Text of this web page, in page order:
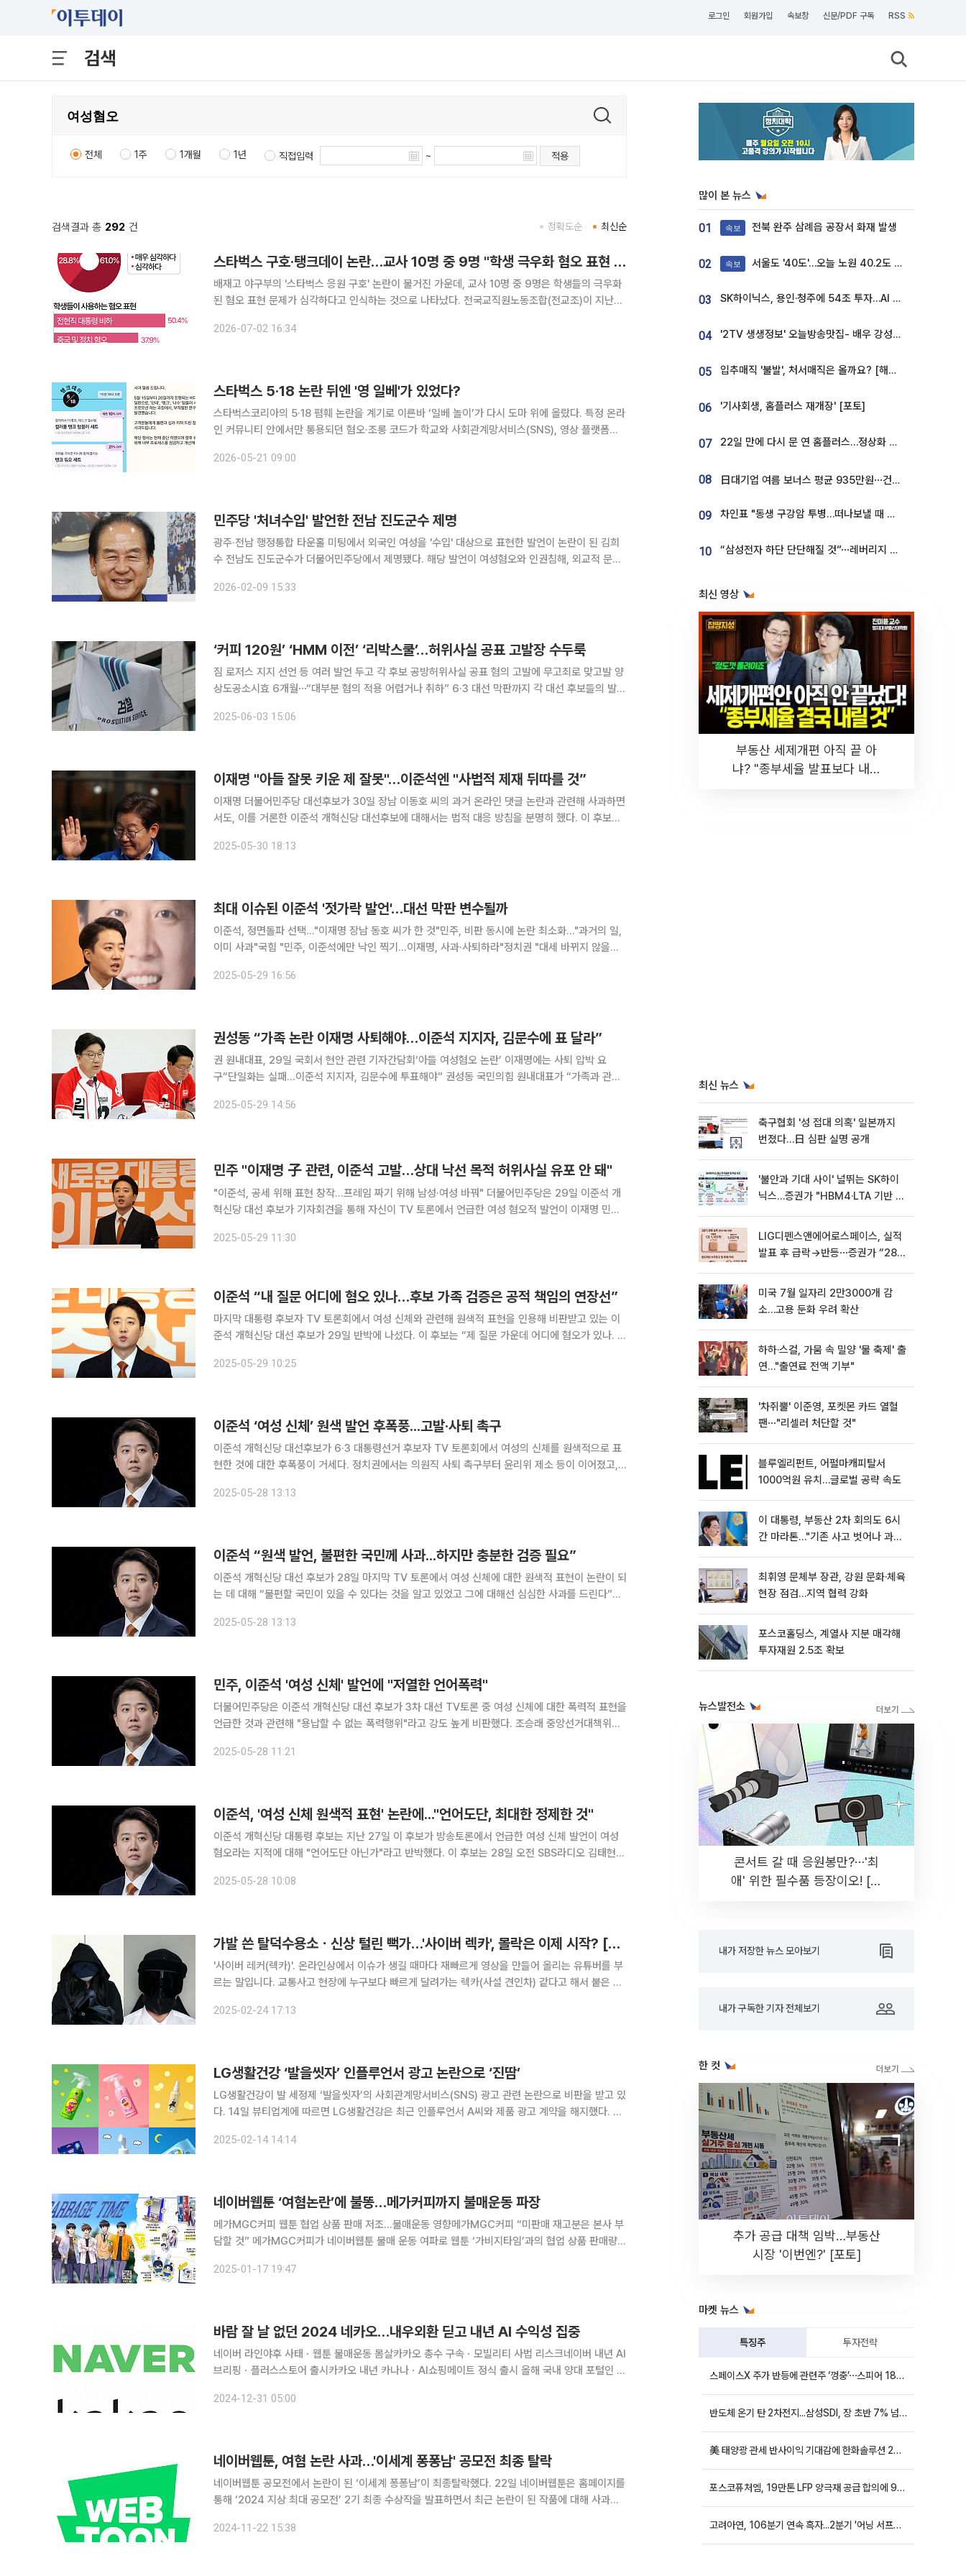
로그인 회원가입 속보창 신문/PDF 구독 RSS
검색
전체 1주 1개월 1년 직접입력 ~ 적용
검색결과 총 292 건 최신순
정확도순
스타벅스 구호·탱크데이 논란…교사 10명 중 9명 "학생 극우화 혐오 표현 심각" [데이터클립]
배재고 야구부의 '스타벅스 응원 구호' 논란이 불거진 가운데, 교사 10명 중 9명은 학생들의 극우화
된 혐오 표현 문제가 심각하다고 인식하는 것으로 나타났다. 전국교직원노동조합(전교조)이 지난해
교실 내 극우화된 혐오 표현 문제가 얼마나 심각하
2026-07-02 16:34
스타벅스 5·18 논란 뒤엔 '영 일베'가 있었다?
스타벅스코리아의 5·18 폄훼 논란을 계기로 이른바 ‘일베 놀이’가 다시 도마 위에 올랐다. 특정 온라
인 커뮤니티 안에서만 통용되던 혐오·조롱 코드가 학교와 사회관계망서비스(SNS), 영상 플랫폼으
회 준비위원장은 21일 MBC 라디오 표준FM ‘김종배의 시선집중
2026-05-21 09:00
민주당 '처녀수입' 발언한 전남 진도군수 제명
광주·전남 행정통합 타운홀 미팅에서 외국인 여성을 '수입' 대상으로 표현한 발언이 논란이 된 김희
수 전남도 진도군수가 더불어민주당에서 제명됐다. 해당 발언이 여성혐오와 인권침해, 외교적 문제
이후 시민사회와 당 안팎의 비판이 이어진 가운데 사안이 공식적인
2026-02-09 15:33
‘커피 120원’ ‘HMM 이전’ ‘리박스쿨’…허위사실 공표 고발장 수두룩
짐 로저스 지지 선언 등 여러 발언 두고 각 후보 공방허위사실 공표 혐의 고발에 무고죄로 맞고발 양
상도공소시효 6개월⋯“대부분 혐의 적용 어렵거나 취하” 6·3 대선 막판까지 각 대선 후보들의 발언
2025-06-03 15:06
이재명 "아들 잘못 키운 제 잘못"…이준석엔 "사법적 제재 뒤따를 것”
이재명 더불어민주당 대선후보가 30일 장남 이동호 씨의 과거 온라인 댓글 논란과 관련해 사과하면
서도, 이를 거론한 이준석 개혁신당 대선후보에 대해서는 법적 대응 방침을 분명히 했다. 이 후보는
입장을 묻는 질문에 "과한 표현에 대해서는 자식 이기는 부모 없
2025-05-30 18:13
최대 이슈된 이준석 '젓가락 발언'…대선 막판 변수될까
이준석, 정면돌파 선택…"이재명 장남 동호 씨가 한 것"민주, 비판 동시에 논란 최소화…"과거의 일,
이미 사과"국힘 "민주, 이준석에만 낙인 찍기…이재명, 사과·사퇴하라"정치권 "대세 바뀌지 않을
21대 대선의 최대 이슈로 떠올랐다. 이준석 후보는 '1
2025-05-29 16:56
권성동 “가족 논란 이재명 사퇴해야…이준석 지지자, 김문수에 표 달라”
권 원내대표, 29일 국회서 현안 관련 기자간담회‘아들 여성혐오 논란’ 이재명에는 사퇴 압박 요
구“단일화는 실패…이준석 지지자, 김문수에 투표해야” 권성동 국민의힘 원내대표가 “가족과 관련
내대표는 29일 오후 국회 원내대표실에서 기자간담회를 열고 “문제의
2025-05-29 14:56
민주 "이재명 子 관련, 이준석 고발…상대 낙선 목적 허위사실 유포 안 돼"
"이준석, 공세 위해 표현 창작…프레임 짜기 위해 남성·여성 바꿔" 더불어민주당은 29일 이준석 개
혁신당 대선 후보가 기자회견을 통해 자신이 TV 토론에서 언급한 여성 혐오적 발언이 이재명 민주
2025-05-29 11:30
이준석 “내 질문 어디에 혐오 있나…후보 가족 검증은 공적 책임의 연장선”
마지막 대통령 후보자 TV 토론회에서 여성 신체와 관련해 원색적 표현을 인용해 비판받고 있는 이
준석 개혁신당 대선 후보가 29일 반박에 나섰다. 이 후보는 “제 질문 가운데 어디에 혐오가 있나. 정
주장했다. 이 후보는 이날 오전 국회에서 긴급 기자회견을 열어
2025-05-29 10:25
이준석 ‘여성 신체’ 원색 발언 후폭풍...고발·사퇴 촉구
이준석 개혁신당 대선후보가 6·3 대통령선거 후보자 TV 토론회에서 여성의 신체를 원색적으로 표
현한 것에 대한 후폭풍이 거세다. 정치권에서는 의원직 사퇴 촉구부터 윤리위 제소 등이 이어졌고,
구했다. 조승래 중앙선거대책위원회 공보단장은 브리핑에서 “아이들까
2025-05-28 13:13
이준석 “원색 발언, 불편한 국민께 사과...하지만 충분한 검증 필요”
이준석 개혁신당 대선 후보가 28일 마지막 TV 토론에서 여성 신체에 대한 원색적 표현이 논란이 되
는 데 대해 “불편할 국민이 있을 수 있다는 것을 알고 있었고 그에 대해선 심심한 사과를 드린다”고
했다. 이 후보는 이날 서울 영등포구 여의도공원 산책 유세
2025-05-28 13:13
민주, 이준석 '여성 신체' 발언에 "저열한 언어폭력"
더불어민주당은 이준석 개혁신당 대선 후보가 3차 대선 TV토론 중 여성 신체에 대한 폭력적 표현을
언급한 것과 관련해 "용납할 수 없는 폭력행위"라고 강도 높게 비판했다. 조승래 중앙선거대책위원
생방송 토론에서 차마 입에 담기 어려운 발언을 꺼내며 저열한 언
2025-05-28 11:21
이준석, '여성 신체 원색적 표현' 논란에..."언어도단, 최대한 정제한 것"
이준석 개혁신당 대통령 후보는 지난 27일 이 후보가 방송토론에서 언급한 여성 신체 발언이 여성
혐오라는 지적에 대해 "언어도단 아닌가"라고 반박했다. 이 후보는 28일 오전 SBS라디오 김태현의
2025-05-28 10:08
가발 쓴 탈덕수용소ㆍ신상 털린 뻑가…'사이버 렉카', 몰락은 이제 시작? [이슈크래커]
'사이버 레커(렉카)'. 온라인상에서 이슈가 생길 때마다 재빠르게 영상을 만들어 올리는 유튜버를 부
르는 말입니다. 교통사고 현장에 누구보다 빠르게 달려가는 렉카(사설 견인차) 같다고 해서 붙은 멸
카가 활동하고 있기 때문인데요. 한 사이버 렉카의 영상을
2025-02-24 17:13
LG생활건강 ‘발을씻자’ 인플루언서 광고 논란으로 ‘진땀’
LG생활건강이 발 세정제 ‘발을씻자’의 사회관계망서비스(SNS) 광고 관련 논란으로 비판을 받고 있
다. 14일 뷰티업계에 따르면 LG생활건강은 최근 인플루언서 A씨와 제품 광고 계약을 해지했다. A
2025-02-14 14:14
네이버웹툰 ‘여혐논란’에 불똥…메가커피까지 불매운동 파장
메가MGC커피 웹툰 협업 상품 판매 저조…불매운동 영향메가MGC커피 “미판매 재고분은 본사 부
담할 것” 메가MGC커피가 네이버웹툰 불매 운동 여파로 웹툰 ‘가비지타임’과의 협업 상품 판매량이
최근 공지를 통해 가맹점주들에 “가맹점 피해 최소화를 위해 오는 6
2025-01-17 19:47
바람 잘 날 없던 2024 네카오…내우외환 딛고 내년 AI 수익성 집중
네이버 라인야후 사태ㆍ웹툰 불매운동 몸살카카오 총수 구속ㆍ모빌리티 사법 리스크네이버 내년 AI
브리핑ㆍ플러스스토어 출시카카오 내년 카나나ㆍAI쇼핑메이트 정식 출시 올해 국내 양대 포털인 네
기에 놓였고, 카카오는 창사 이래 처음으로 총수가 구속되는 초유의 사법리
2024-12-31 05:00
네이버웹툰, 여혐 논란 사과…'이세계 퐁퐁남' 공모전 최종 탈락
네이버웹툰 공모전에서 논란이 된 ‘이세계 퐁퐁남’이 최종탈락했다. 22일 네이버웹툰은 홈페이지를
통해 ‘2024 지상 최대 공모전’ 2기 최종 수상작을 발표하면서 최근 논란이 된 작품에 대해 사과했
대해 진심으로 사과드린다”라며 “더 나은 서비스 운영
2024-11-22 15:38
많이 본 뉴스
01 속보 전북 완주 삼례읍 공장서 화재 발생
02 속보 서울도 '40도'…오늘 노원 40.2도 기록
03 SK하이닉스, 용인·청주에 54조 투자…AI 메모리 생산기지 키운다
04 '2TV 생생정보' 오늘방송맛집- 배우 강성진 단골! 쌀국수ㆍ푸팟퐁 커리 맛집 '블○○○'
05 입추매직 '불발', 처서매직은 올까요? [해시태그]
06 '기사회생, 홈플러스 재개장' [포토]
07 22일 만에 다시 문 연 홈플러스…정상화 바쁜데 재고 없어 ‘발동동’[가보니]
08 日대기업 여름 보너스 평균 935만원⋯건설회사 1800만 넘어
09 차인표 "동생 구강암 투병…떠나보낼 때 가장 힘들었다”
10 “삼성전자 하단 단단해질 것”⋯레버리지 규제에 쏠림 완화 [찐코노미]
최신 영상
부동산 세제개편 아직 끝 아
냐? "종부세율 발표보다 내릴
최신 뉴스
축구협회 '성 접대 의혹' 일본까지
번졌다…日 심판 실명 공개
'불안과 기대 사이' 널뛰는 SK하이
닉스…증권가 "HBM4·LTA 기반 펀
LIG디펜스앤에어로스페이스, 실적
발표 후 급락→반등⋯증권가 “28년
미국 7월 일자리 2만3000개 감
소…고용 둔화 우려 확산
하하·스컬, 가뭄 속 밀양 '물 축제' 출
연…"출연료 전액 기부"
'차쥐뿔' 이준영, 포켓몬 카드 열혈
팬⋯"리셀러 처단할 것"
블루엘리펀트, 어펄마캐피탈서
1000억원 유치…글로벌 공략 속도
이 대통령, 부동산 2차 회의도 6시
간 마라톤…"기존 사고 벗어나 과감
최휘영 문체부 장관, 강원 문화·체육
현장 점검…지역 협력 강화
포스코홀딩스, 계열사 지분 매각해
투자재원 2.5조 확보
뉴스발전소
콘서트 갈 때 응원봉만?⋯'최
애' 위한 필수품 등장이오! [솔
내가 저장한 뉴스 모아보기
내가 구독한 기자 전체보기
한 컷
추가 공급 대책 임박…부동산
시장 '이번엔?' [포토]
마켓 뉴스
특징주 투자전략
스페이스X 주가 반등에 관련주 ‘껑충’⋯스피어 18%ㆍ에이치브이엠 12%↑
반도체 온기 탄 2차전지...삼성SDI, 장 초반 7% 넘게 껑충
美 태양광 관세 반사이익 기대감에 한화솔루션 20%대·OCI홀딩스 14%대 급등
포스코퓨처엠, 19만톤 LFP 양극재 공급 합의에 9%대 강세
고려아연, 106분기 연속 흑자...2분기 '어닝 서프라이즈'에 장 초반 12%대 강세